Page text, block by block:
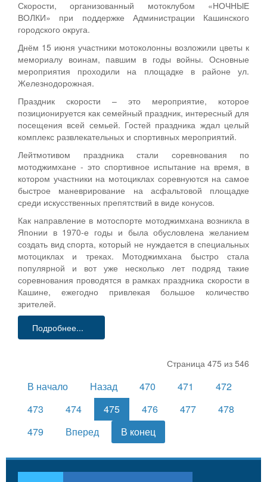
Скорости, организованный мотоклубом «НОЧНЫЕ
ВОЛКИ» при поддержке Администрации Кашинского
городского округа.
Днём 15 июня участники мотоколонны возложили цветы к
мемориалу воинам, павшим в годы войны. Основные
мероприятия проходили на площадке в районе ул.
Железнодорожная.
Праздник скорости – это мероприятие, которое
позиционируется как семейный праздник, интересный для
посещения всей семьей. Гостей праздника ждал целый
комплекс развлекательных и спортивных мероприятий.
Лейтмотивом праздника стали соревнования по
мотоджимхане - это спортивное испытание на время, в
котором участники на мотоциклах соревнуются на самое
быстрое маневрирование на асфальтовой площадке
среди искусственных препятствий в виде конусов.
Как направление в мотоспорте мотоджимхана возникла в
Японии в 1970-е годы и была обусловлена желанием
создать вид спорта, который не нуждается в специальных
мотоциклах и треках. Мотоджимхана быстро стала
популярной и вот уже несколько лет подряд такие
соревнования проводятся в рамках праздника скорости в
Кашине, ежегодно привлекая большое количество
зрителей.
Подробнее...
Страница 475 из 546
В начало Назад 470 471
472
473
474 475 476 477
478
479
Вперед В конец